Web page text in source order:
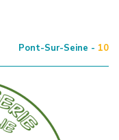
Pont-Sur-Seine - 10